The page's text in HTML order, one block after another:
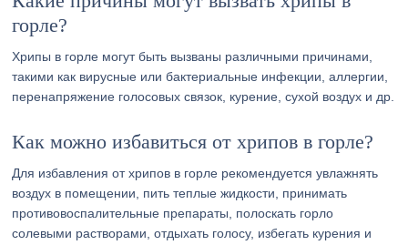
горле?
Хрипы в горле могут быть вызваны различными причинами,
такими как вирусные или бактериальные инфекции, аллергии,
перенапряжение голосовых связок, курение, сухой воздух и др.
Как можно избавиться от хрипов в горле?
Для избавления от хрипов в горле рекомендуется увлажнять
воздух в помещении, пить теплые жидкости, принимать
противовоспалительные препараты, полоскать горло
солевыми растворами, отдыхать голосу, избегать курения и